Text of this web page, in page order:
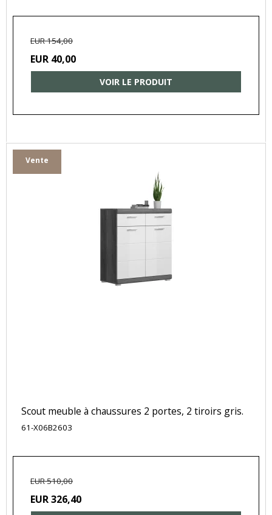
EUR 154,00
EUR 40,00
VOIR LE PRODUIT
Vente
Scout meuble à chaussures 2 portes, 2 tiroirs gris.
61-X06B2603
EUR 510,00
EUR 326,40